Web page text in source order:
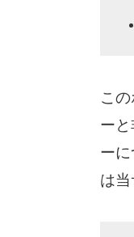
こ
ー
ー
は当